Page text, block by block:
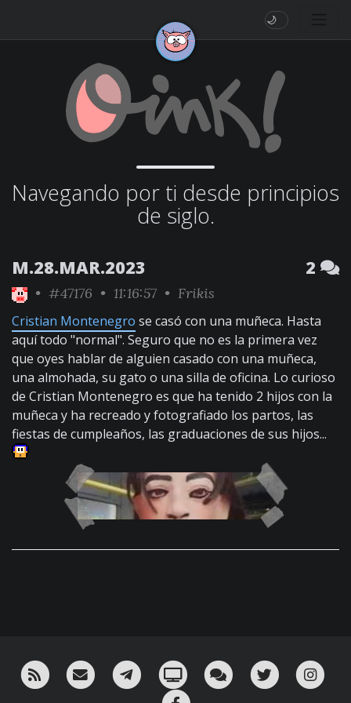
🌙
Navegando por ti desde principios
de siglo.
M.28.MAR.2023 2
• #47176 • 11:16:57 • Frikis
Cristian Montenegro se casó con una muñeca. Hasta
aquí todo "normal". Seguro que no es la primera vez
que oyes hablar de alguien casado con una muñeca,
una almohada, su gato o una silla de oficina. Lo curioso
de Cristian Montenegro es que ha tenido 2 hijos con la
muñeca y ha recreado y fotografiado los partos, las
fiestas de cumpleaños, las graduaciones de sus hijos...
RSS ¡Mándame un email!¡Nuestro canal en Telegram!
Oink! TV Charla con nosotros
Twitter